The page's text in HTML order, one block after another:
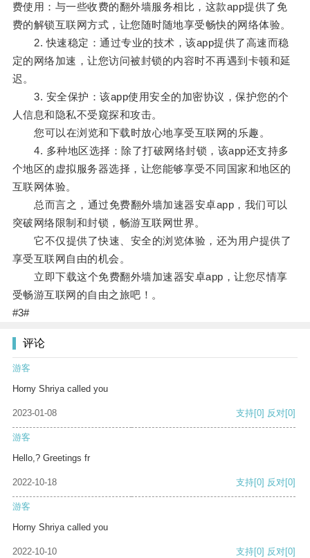
费使用：与一些收费的翻外墙服务相比，这款app提供了免
费的解锁互联网方式，让您随时随地享受畅快的网络体验。
2. 快速稳定：通过专业的技术，该app提供了高速而稳
定的网络加速，让您访问被封锁的内容时不再遇到卡顿和延
迟。
3. 安全保护：该app使用安全的加密协议，保护您的个
人信息和隐私不受窥探和攻击。
您可以在浏览和下载时放心地享受互联网的乐趣。
4. 多种地区选择：除了打破网络封锁，该app还支持多
个地区的虚拟服务器选择，让您能够享受不同国家和地区的
互联网体验。
总而言之，通过免费翻外墙加速器安卓app，我们可以
突破网络限制和封锁，畅游互联网世界。
它不仅提供了快速、安全的浏览体验，还为用户提供了
享受互联网自由的机会。
立即下载这个免费翻外墙加速器安卓app，让您尽情享
受畅游互联网的自由之旅吧！。
#3#
评论
游客
Horny Shriya called you
2023-01-08 支持[0] 反对[0]
游客
Hello,? Greetings fr
2022-10-18 支持[0] 反对[0]
游客
Horny Shriya called you
2022-10-10 支持[0] 反对[0]